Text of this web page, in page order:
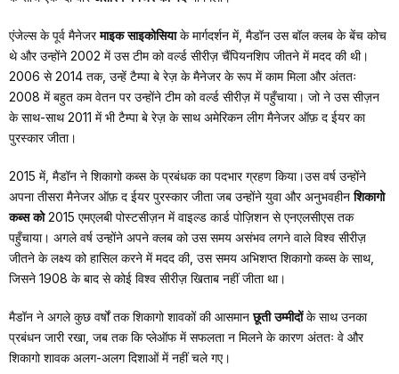
एंजेल्स के पूर्व मैनेजरमाइक साइकोसियाके मार्गदर्शन में, मैडॉन उस बॉल क्लब के बेंच कोच
थे और उन्होंने 2002 में उस टीम को वर्ल्ड सीरीज़ चैंपियनशिप जीतने में मदद की थी।
2006 से 2014 तक, उन्हें टैम्पा बे रेज़ के मैनेजर के रूप में काम मिला और अंततः
2008 में बहुत कम वेतन पर उन्होंने टीम को वर्ल्ड सीरीज़ में पहुँचाया। जो ने उस सीज़न
के साथ-साथ 2011 में भी टैम्पा बे रेज़ के साथ अमेरिकन लीग मैनेजर ऑफ़ द ईयर का
पुरस्कार जीता।
2015 में, मैडॉन ने शिकागो कब्स के प्रबंधक का पदभार ग्रहण किया।उस वर्ष उन्होंने
अपना तीसरा मैनेजर ऑफ़ द ईयर पुरस्कार जीता जब उन्होंने युवा और अनुभवहीनशिकागो
कब्स को2015 एमएलबी पोस्टसीज़न में वाइल्ड कार्ड पोज़िशन से एनएलसीएस तक
पहुँचाया। अगले वर्ष उन्होंने अपने क्लब को उस समय असंभव लगने वाले विश्व सीरीज़
जीतने के लक्ष्य को हासिल करने में मदद की, उस समय अभिशप्त शिकागो कब्स के साथ,
जिसने 1908 के बाद से कोई विश्व सीरीज़ खिताब नहीं जीता था।
मैडॉन ने अगले कुछ वर्षों तक शिकागो शावकों की आसमानछूती उम्मीदोंके साथ उनका
प्रबंधन जारी रखा, जब तक कि प्लेऑफ में सफलता न मिलने के कारण अंततः वे और
शिकागो शावक अलग-अलग दिशाओं में नहीं चले गए।